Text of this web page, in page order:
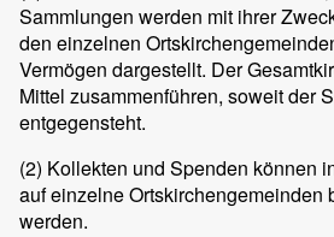
Sammlungen werden mit ihrer
den einzelnen
Vermögen dargestellt. Der
Mittel zusammenführen, soweit der
entgegensteht.
(2) Kollekten und Spenden können
auf einzelne Ortskirchengemeinden
werden.